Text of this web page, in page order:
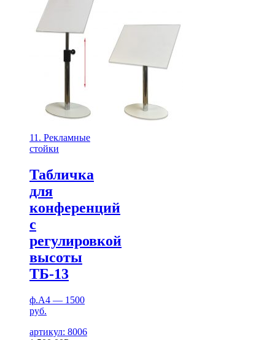
11. Рекламные
стойки
Табличка
для
конференций
с
регулировкой
высоты
ТБ-13
ф.А4 — 1500
руб.
артикул: 8006